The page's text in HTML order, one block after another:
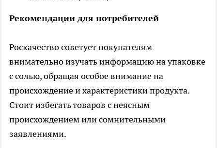
Рекомендации для потребителей
Роскачество советует покупателям
внимательно изучать информацию на упаковке
с солью, обращая особое внимание на
происхождение и характеристики продукта.
Стоит избегать товаров с неясным
происхождением или сомнительными
заявлениями.